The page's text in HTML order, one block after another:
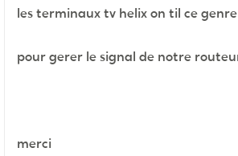
les terminaux tv helix on til ce
pour gerer le signal de notre
merci